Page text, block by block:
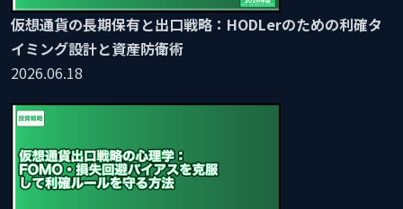
仮想通貨の長期保有と出口戦略：HODLerのための利確タ
イミング設計と資産防衛術
2026.06.18